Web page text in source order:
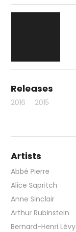
Releases
2016 2015
Artists
Abbé Pierre
Alice Sapritch
Anne Sinclair
Arthur Rubinstein
Bernard-Henri Lévy